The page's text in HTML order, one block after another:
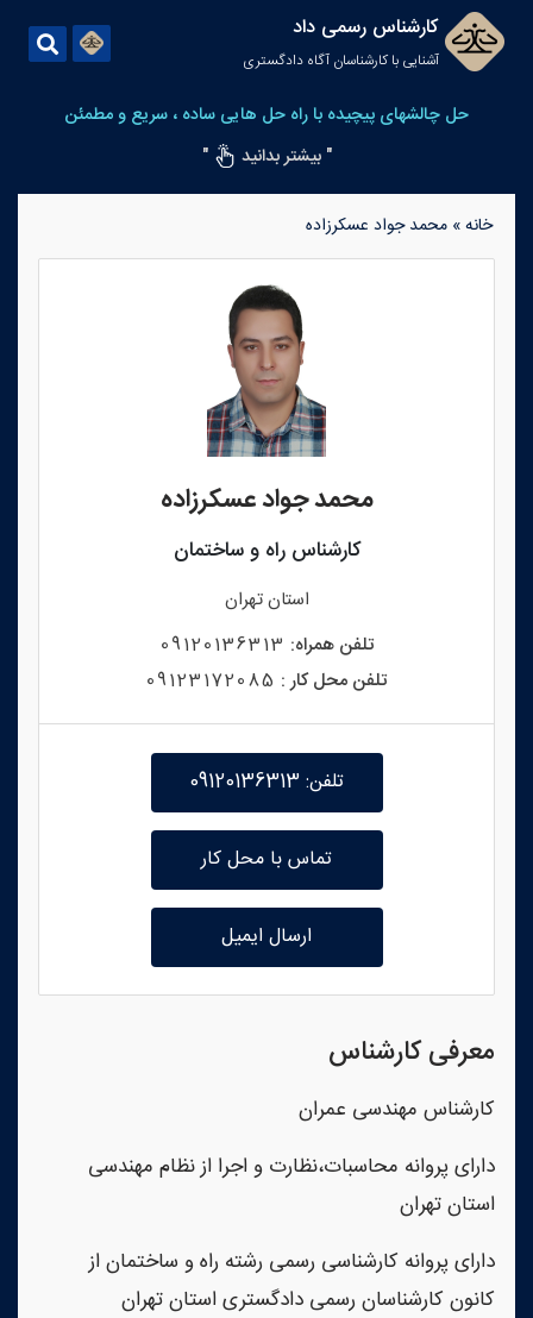
کارشناس رسمی داد
آشنایی با کارشناسان آگاه دادگستری
حل چالشهای پیچیده با راه حل هایی ساده ، سریع و مطمئن
" بیشتر بدانید
"
خانه» محمد جواد عسکرزاده
محمد جواد عسکرزاده
کارشناس راه و ساختمان
استانتهران
تلفن همراه: 09120136313
تلفن محل کار : 09123172085
تلفن: 09120136313
تماس با محل کار
ارسال ایمیل
معرفی کارشناس
کارشناس مهندسی عمران
دارای پروانه محاسبات،نظارت و اجرا از نظام مهندسی
استان تهران
دارای پروانه کارشناسی رسمی رشته راه و ساختمان از
کانون کارشناسان رسمی دادگستری استان تهران